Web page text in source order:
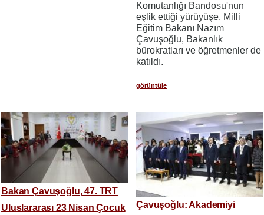
Komutanlığı Bandosu'nun
eşlik ettiği yürüyüşe, Milli
Eğitim Bakanı Nazım
Çavuşoğlu, Bakanlık
bürokratları ve öğretmenler de
katıldı.
görüntüle
Bakan Çavuşoğlu, 47. TRT
Uluslararası 23 Nisan Çocuk
Çavuşoğlu: Akademiyi